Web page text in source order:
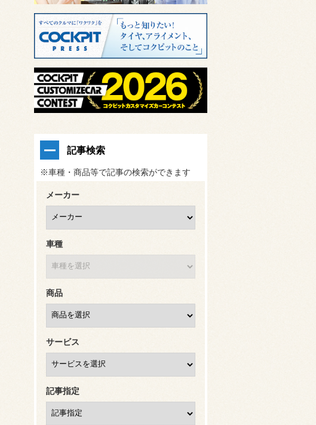
記事検索
※車種・商品等で記事の検索ができます
メーカー
車種
商品
サービス
記事指定